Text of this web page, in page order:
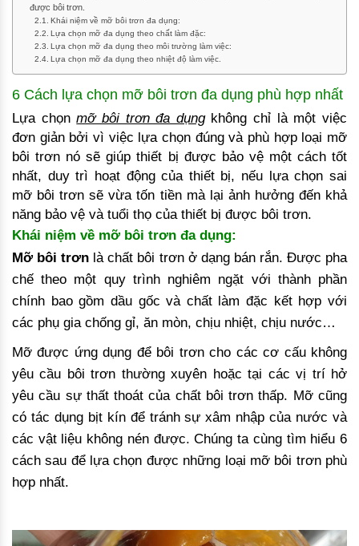
được bôi trơn.
Khái niệm về mỡ bôi trơn đa dụng:
Lựa chọn mỡ đa dụng theo chất làm đặc:
Lựa chọn mỡ đa dụng theo môi trường làm việc:
Lựa chọn mỡ đa dụng theo nhiệt độ làm việc.
6 Cách lựa chọn mỡ bôi trơn đa dụng phù hợp nhất
Lựa chọnmỡ bôi trơn đa dụngkhông chỉ là một việc
đơn giản bởi vì việc lựa chọn đúng và phù hợp loại mỡ
bôi trơn nó sẽ giúp thiết bị được bảo vệ một cách tốt
nhất, duy trì hoạt động của thiết bị, nếu lựa chọn sai
mỡ bôi trơn sẽ vừa tốn tiền mà lại ảnh hưởng đến khả
năng bảo vệ và tuổi thọ của thiết bị được bôi trơn.
Khái niệm về mỡ bôi trơn đa dụng:
Mỡ bôi trơn là chất bôi trơn ở dạng bán rắn. Được pha
chế theo một quy trình nghiêm ngặt với thành phần
chính bao gồm dầu gốc và chất làm đặc kết hợp với
các phụ gia chống gỉ, ăn mòn, chịu nhiệt, chịu nước…
Mỡ được ứng dụng để bôi trơn cho các cơ cấu không
yêu cầu bôi trơn thường xuyên hoặc tại các vị trí hở
yêu cầu sự thất thoát của chất bôi trơn thấp. Mỡ cũng
có tác dụng bịt kín để tránh sự xâm nhập của nước và
các vật liệu không nén được. Chúng ta cùng tìm hiểu 6
cách sau để lựa chọn được những loại mỡ bôi trơn phù
hợp nhất.